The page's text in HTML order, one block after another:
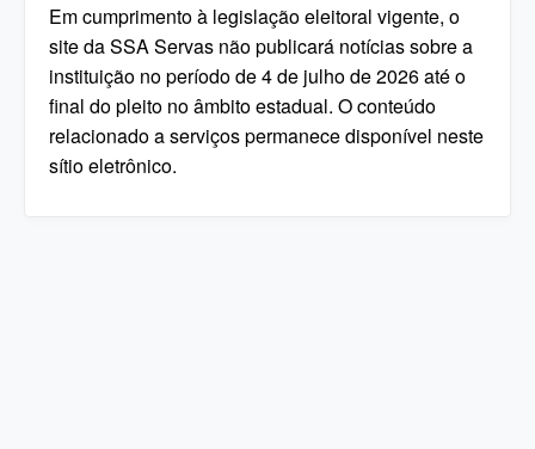
Em cumprimento à legislação eleitoral vigente, o
site da SSA Servas não publicará notícias sobre a
instituição no período de 4 de julho de 2026 até o
final do pleito no âmbito estadual. O conteúdo
relacionado a serviços permanece disponível neste
sítio eletrônico.